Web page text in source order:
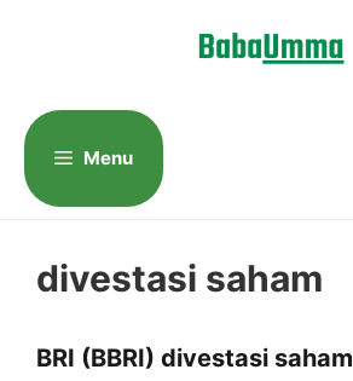
Menu
divestasi saham
BRI (BBRI) divestasi